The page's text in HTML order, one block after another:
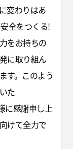
変わりはあ
全をつくる!
をお持ちの
に取り組ん
す。このよう
た
に感謝申し上
けて全力で